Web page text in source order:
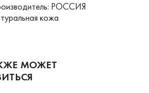
РОССИЯ
кожа
МОЖЕТ